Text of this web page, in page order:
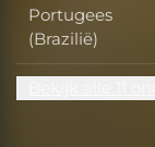
Portugees
(Brazilië)